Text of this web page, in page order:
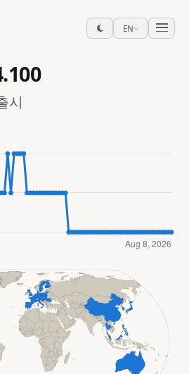
EN
시